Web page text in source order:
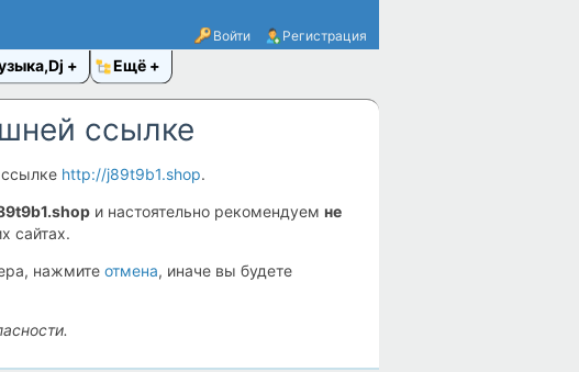
Войти Регистрация
Ещё
ссылке
http://j89t9b1.shop.
и настоятельно рекомендуем не
сайтах.
нажмите отмена, иначе вы будете